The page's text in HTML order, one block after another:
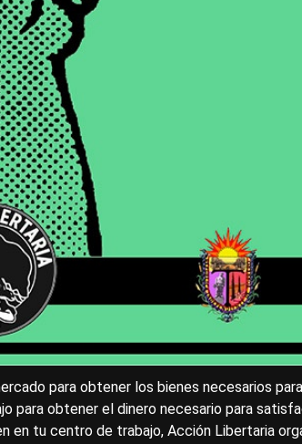
para obtener los bienes necesarios
para obtener el dinero necesario para
en tu centro de trabajo, Acción Libertaria